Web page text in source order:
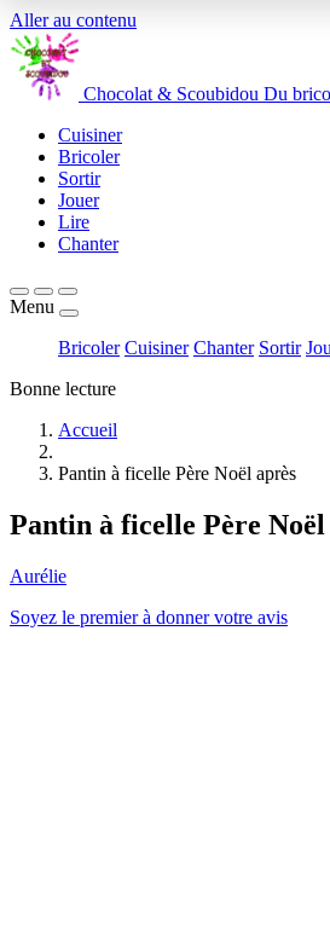
Aller au contenu
Chocolat & Scoubidou Du
Cuisiner
Bricoler
Sortir
Jouer
Lire
Chanter
Menu
Bricoler Cuisiner Chanter Sortir
Bonne lecture
Accueil
Pantin à ficelle Père Noël après
Pantin à ficelle Père Noël
Aurélie
Soyez le premier à donner votre avis